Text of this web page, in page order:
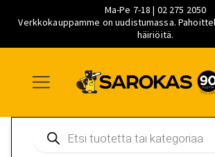
Ma-Pe 7-18 | 02 275 2050
Verkkokauppamme on uudistumassa.
häiriöitä.
navigointiin
sisältöön
pääsisältöön
search